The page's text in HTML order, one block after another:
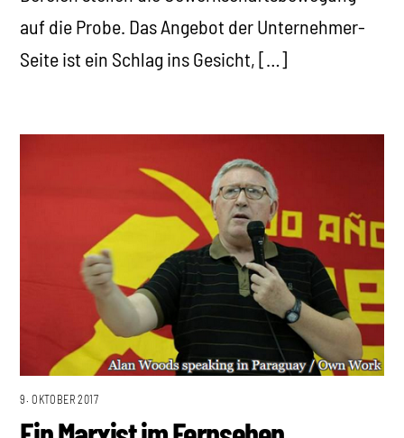
auf die Probe. Das Angebot der Unternehmer-
Seite ist ein Schlag ins Gesicht, […]
9. OKTOBER 2017